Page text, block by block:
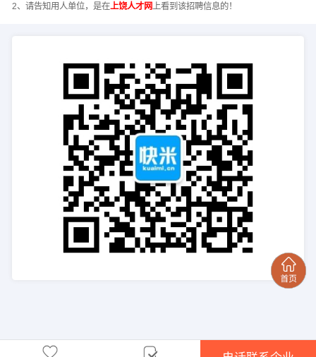
2、请告知用人单位，是在上饶人才网上看到该招聘信息的！